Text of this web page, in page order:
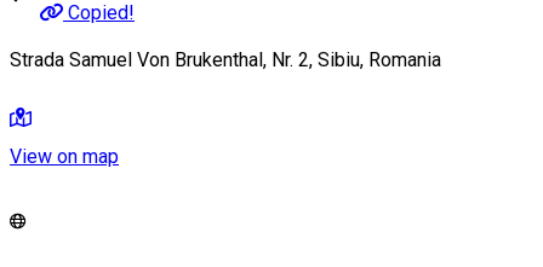
Copied!
Strada Samuel Von Brukenthal, Nr. 2, Sibiu, Romania
View on map